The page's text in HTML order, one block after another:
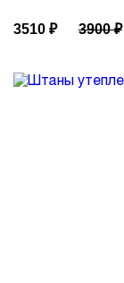
3510 ₽ 3900₽